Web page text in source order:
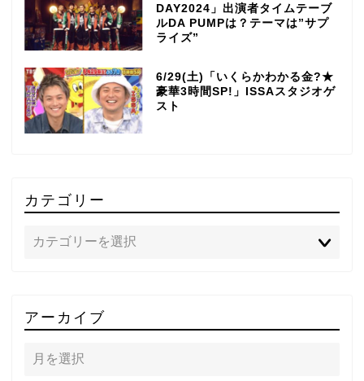
DAY2024」出演者タイムテーブ
ルDA PUMPは？テーマは”サプ
ライズ”
6/29(土)「いくらかわかる金?★
豪華3時間SP!」ISSAスタジオゲ
スト
カテゴリー
アーカイブ